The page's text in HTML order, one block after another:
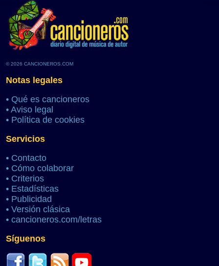
© 2026 CANCIONEROS.COM
Notas legales
• Qué es cancioneros
• Aviso legal
• Política de cookies
Servicios
• Contacto
• Cómo colaborar
• Criterios
• Estadísticas
• Publicidad
• Versión clásica
• cancioneros.com/letras
Síguenos